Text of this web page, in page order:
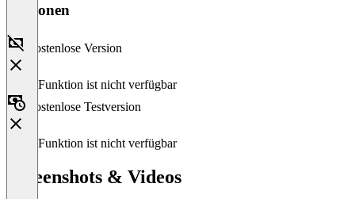
Versionen
Kostenlose Version
Diese Funktion ist nicht verfügbar
Kostenlose Testversion
Diese Funktion ist nicht verfügbar
Screenshots & Videos